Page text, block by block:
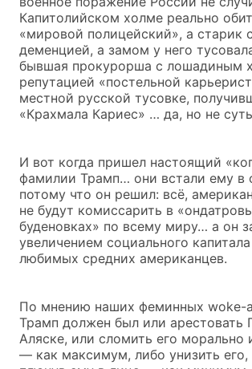
Капитолийском холме реально
«мировой полицейский», а старик
деменцией, а замом у него
бывшая прокурорша с лошадиным
репутацией «постельной
местной русской тусовке,
«Крахмала Кариес» … да, но не
И вот когда пришел настоящий
фамилии Трамп… они встали ему в
потому что он решил: всё,
не будут комиссарить в
буденовках» по всему миру… а он
увеличением социального
любимых средних американцев.
По мнению наших феминных woke-
Трамп должен был или арестовать
Аляске, или сломить его морально
— как максимум, либо унизить его,